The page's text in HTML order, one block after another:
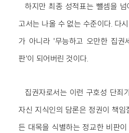
하지만 최종 성적표는 뺄셈을
고서는 나올 수 없는 수준이다. 다
가 아니라 '무능하고 오만한 집권
판'이 되어버린 것이다.
집권자로서는 이런 구호성 단죄
자신 지식인의 담론은 정권이 책임
든 대목을 식별하는 정교한 비판